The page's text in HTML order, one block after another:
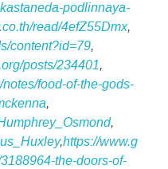
podlinnaya-
read/4efZ55Dmx,
content?id=79,
posts/234401,
food-of-the-gods-
,
,
,https://www.g
the-doors-of-